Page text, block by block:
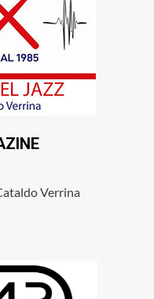
Verrina